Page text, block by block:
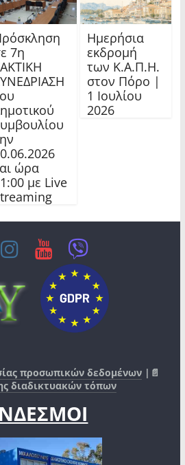
7η
ώρα
με Live
Ημερήσια
εκδρομή
των Κ.Α.Π.Η.
στον Πόρο |
1 Ιουλίου
2026
προσωπικών δεδομένων |📄
διαδικτυακών τόπων